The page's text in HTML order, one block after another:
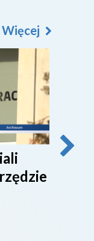
Więcej